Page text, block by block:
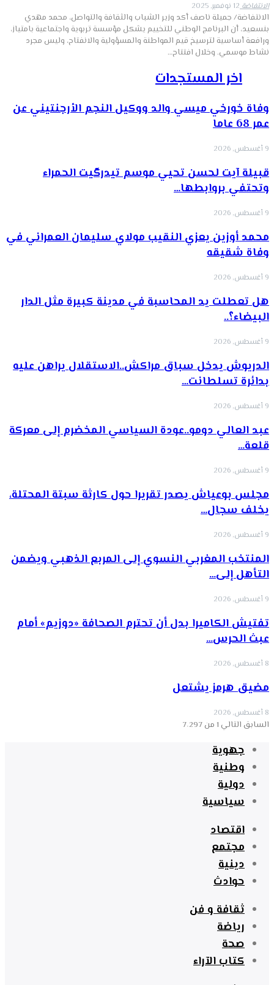
الانتفاضة12 نوفمبر, 2025
الانتفاضة/ جميلة ناصف أكد وزير الشباب والثقافة والتواصل، محمد مهدي
بنسعيد، أن البرنامج الوطني للتخييم يشكل مؤسسة تربوية واجتماعية بامتياز،
ورافعة أساسية لترسيخ قيم المواطنة والمسؤولية والانفتاح، وليس مجرد
نشاط موسمي. وخلال افتتاح…
اخر المستجدات
وفاة خورخي ميسي والد ووكيل النجم الأرجنتيني عن
عمر 68 عاما
9 أغسطس, 2026
قبيلة آيت لحسن تحيي موسم تيدرگيت الحمراء
وتحتفي بروابطها…
9 أغسطس, 2026
محمد أوزين يعزي النقيب مولاي سليمان العمراني في
وفاة شقيقه
9 أغسطس, 2026
هل تعطلت يد المحاسبة في مدينة كبيرة مثل الدار
البيضاء؟..
9 أغسطس, 2026
الدريوش يدخل سباق مراكش..الاستقلال يراهن عليه
بدائرة تسلطانت…
9 أغسطس, 2026
عبد العالي دومو..عودة السياسي المخضرم إلى معركة
قلعة…
9 أغسطس, 2026
مجلس بوعياش يصدر تقريرا حول كارثة سبتة المحتلة،
يخلف سجال…
9 أغسطس, 2026
المنتخب المغربي النسوي إلى المربع الذهبي ويضمن
التأهل إلى…
9 أغسطس, 2026
تفتيش الكاميرا بدل أن تحترم الصحافة «دوزيم» أمام
عبث الحرس…
8 أغسطس, 2026
مضيق هرمز يشتعل
8 أغسطس, 2026
السابق التالي 1 من 7٬297
جهوية
وطنية
دولية
سياسية
اقتصاد
مجتمع
دينية
حوادث
ثقافة و فن
رياضة
صحة
كتاب الآراء